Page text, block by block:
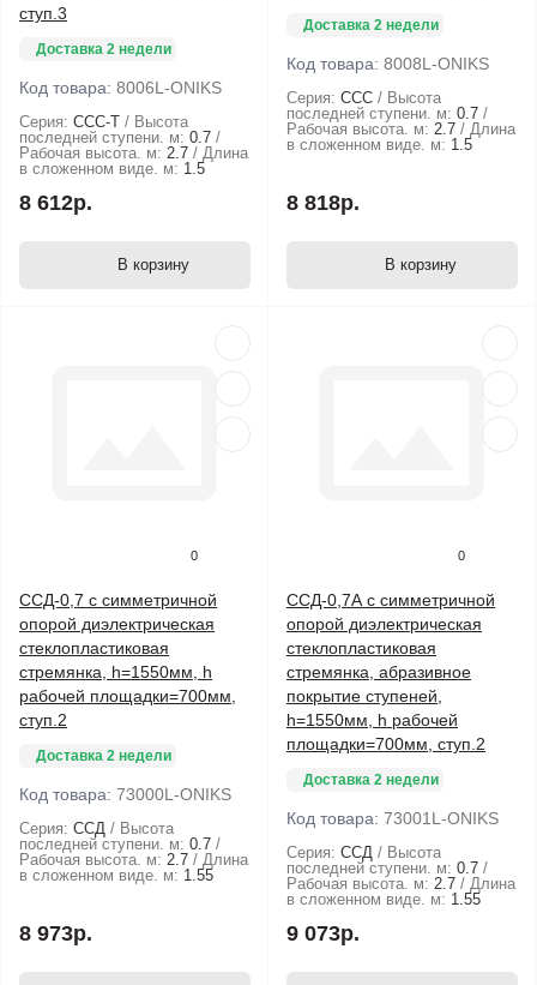
ступ.3
Доставка 2 недели
Код товара: 8006L-ONIKS
Серия: ССС-Т
Высота
последней ступени. м: 0.7
Рабочая высота. м: 2.7
Длина
в сложенном виде. м: 1.5
8 612р.
В корзину
Доставка 2 недели
Код товара: 8008L-ONIKS
Серия: ССС
Высота
последней ступени. м: 0.7
Рабочая высота. м: 2.7
Длина
в сложенном виде. м: 1.5
8 818р.
В корзину
0
ССД-0,7 с симметричной
опорой диэлектрическая
стеклопластиковая
стремянка, h=1550мм, h
рабочей площадки=700мм,
ступ.2
Доставка 2 недели
Код товара: 73000L-ONIKS
Серия: ССД
Высота
последней ступени. м: 0.7
Рабочая высота. м: 2.7
Длина
в сложенном виде. м: 1.55
8 973р.
0
ССД-0,7А с симметричной
опорой диэлектрическая
стеклопластиковая
стремянка, абразивное
покрытие ступеней,
h=1550мм, h рабочей
площадки=700мм, ступ.2
Доставка 2 недели
Код товара: 73001L-ONIKS
Серия: ССД
Высота
последней ступени. м: 0.7
Рабочая высота. м: 2.7
Длина
в сложенном виде. м: 1.55
9 073р.